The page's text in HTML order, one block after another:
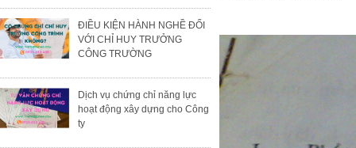
ĐIỀU KIỆN HÀNH NGHỀ ĐỐI
VỚI CHỈ HUY TRƯỞNG
CÔNG TRƯỜNG
Dịch vụ chứng chỉ năng lực
hoạt động xây dựng cho Công
ty